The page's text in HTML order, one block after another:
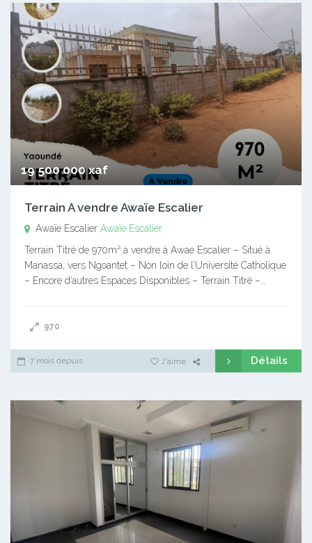
19 500 000 xaf
Terrain A vendre Awaïe Escalier
Awaïe Escalier Awaïe Escalier
Terrain Titré de 970m² à vendre à Awae Escalier – Situé à
Manassa, vers Ngoantet – Non loin de l’Université Catholique
– Encore d’autres Espaces Disponibles – Terrain Titré –…
970
7 mois depuis J'aime Détails